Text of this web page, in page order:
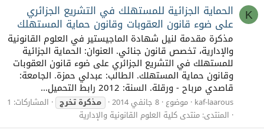
K الحماية الجزائية للمستهلك في التشريع الجزائري
على ضوء قانون العقوبات وقانون حماية المستهلك
مذكرة مقدمة لنيل شهادة الماجيستير في العلوم القانونية
والإدارية، تخصص قانون جنائي. العنوان: الحماية الجزائية
للمستهلك في التشريع الجزائري على ضوء قانون العقوبات
وقانون حماية المستهلك. الطالب: عبدلي حمزة. الجامعة:
قاصدي مرباح - ورقلة. السنة: 2012 رابط التحميل...
kaf-laarous موضوع 8 جانفي 2014 مذكرةتخرج
المشاركات: 1
المنتدى: منتدى كلية العلوم القانونية والإدارية